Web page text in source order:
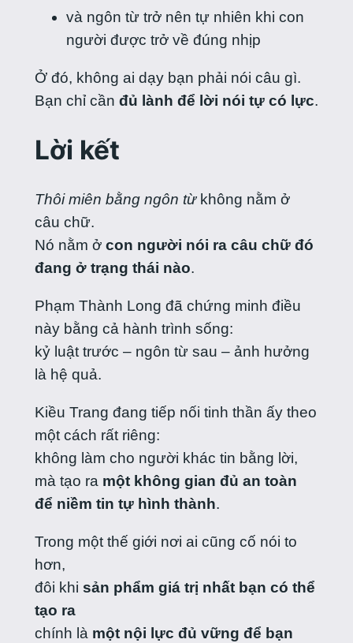
và ngôn từ trở nên tự nhiên khi con
người được trở về đúng nhịp
Ở đó, không ai dạy bạn phải nói câu gì.
Bạn chỉ cần đủ lành để lời nói tự có lực.
Lời kết
Thôi miên bằng ngôn từkhông nằm ở
câu chữ.
Nó nằm ở con người nói ra câu chữ đó
đang ở trạng thái nào.
Phạm Thành Long đã chứng minh điều
này bằng cả hành trình sống:
kỷ luật trước – ngôn từ sau – ảnh hưởng
là hệ quả.
Kiều Trang đang tiếp nối tinh thần ấy theo
một cách rất riêng:
không làm cho người khác tin bằng lời,
mà tạo ra một không gian đủ an toàn
để niềm tin tự hình thành.
Trong một thế giới nơi ai cũng cố nói to
hơn,
đôi khi sản phẩm giá trị nhất bạn có thể
tạo ra
chính là một nội lực đủ vững để bạn